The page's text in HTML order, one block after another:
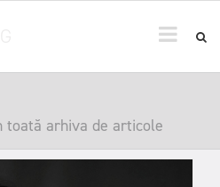
arhiva de articole